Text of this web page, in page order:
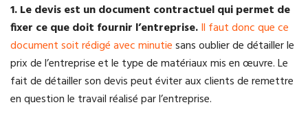
1. Le devis est un document contractuel qui permet de
fixer ce que doit fournir l’entreprise.Il faut donc que ce
document soit rédigé avec minutiesans oublier de détailler le
prix de l’entreprise et le type de matériaux mis en œuvre. Le
fait de détailler son devis peut éviter aux clients de remettre
en question le travail réalisé par l’entreprise.